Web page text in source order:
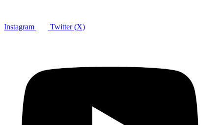
Instagram Twitter (X)